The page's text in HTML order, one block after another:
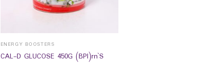
ENERGY BOOSTERS
CAL-D GLUCOSE 450G (BPI)rn`S